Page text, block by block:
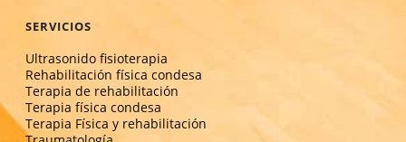
SERVICIOS
Ultrasonido fisioterapia
Rehabilitación física condesa
Terapia de rehabilitación
Terapia física condesa
Terapia Física y rehabilitación